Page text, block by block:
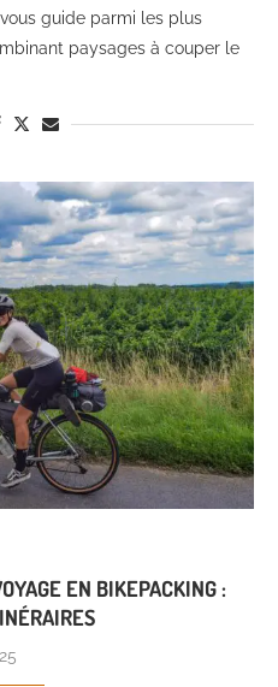
guide parmi les plus
paysages à couper le
EN BIKEPACKING :